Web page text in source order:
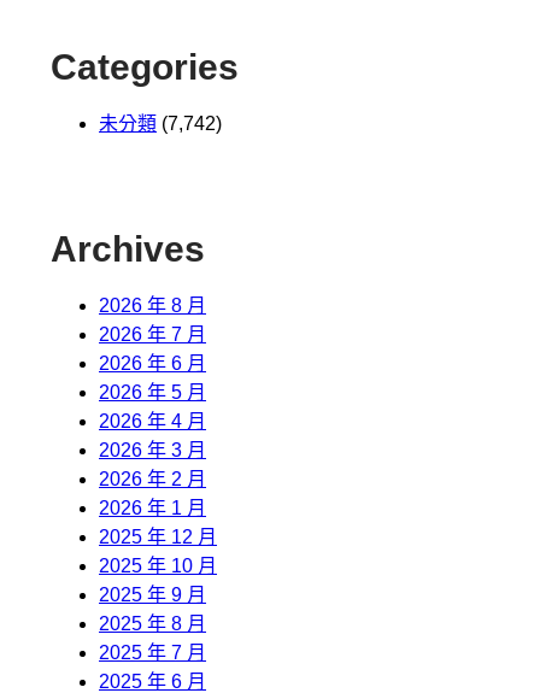
Categories
未分類 (7,742)
Archives
2026 年 8 月
2026 年 7 月
2026 年 6 月
2026 年 5 月
2026 年 4 月
2026 年 3 月
2026 年 2 月
2026 年 1 月
2025 年 12 月
2025 年 10 月
2025 年 9 月
2025 年 8 月
2025 年 7 月
2025 年 6 月